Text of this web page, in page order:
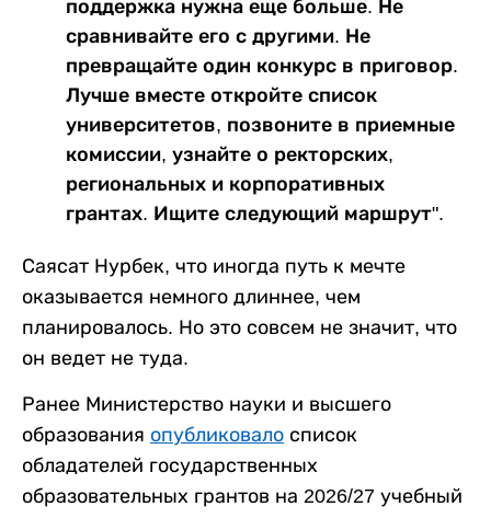
поддержка нужна еще больше. Не
сравнивайте его с другими. Не
превращайте один конкурс в приговор.
Лучше вместе откройте список
университетов, позвоните в приемные
комиссии, узнайте о ректорских,
региональных и корпоративных
грантах. Ищите следующий маршрут".
Саясат Нурбек, что иногда путь к мечте
оказывается немного длиннее, чем
планировалось. Но это совсем не значит, что
он ведет не туда.
Ранее Министерство науки и высшего
образования опубликовало список
обладателей государственных
образовательных грантов на 2026/27 учебный